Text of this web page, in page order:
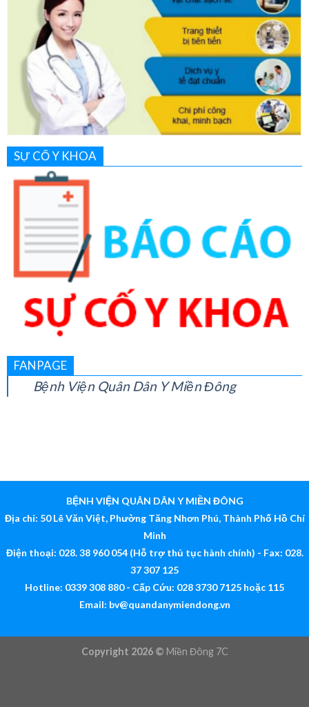
SỰ CỐ Y KHOA
FANPAGE
Bệnh Viện Quân Dân Y Miền Đông
BỆNH VIỆN QUÂN DÂN Y MIỀN ĐÔNG
Địa chỉ: 50 Lê Văn Việt, Phường Tăng Nhơn Phú, Thành Phố Hồ Chí
Minh
Điện thoại: 028. 38 960 054 (Hỗ trợ thủ tục hành chính) - Fax: 028.
37 307 125
Hotline: 0339 308 880 - Cấp Cứu: 028 3730 7125 hoặc 115
Email: bv@quandanymiendong.vn
Copyright 2026 © Miền Đông 7C